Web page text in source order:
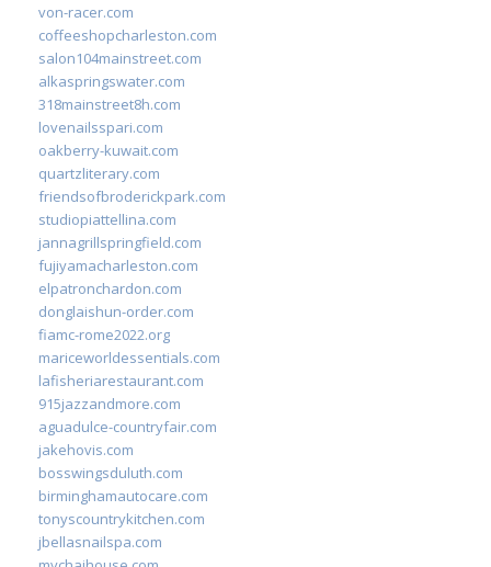
von-racer.com
coffeeshopcharleston.com
salon104mainstreet.com
alkaspringswater.com
318mainstreet8h.com
lovenailsspari.com
oakberry-kuwait.com
quartzliterary.com
friendsofbroderickpark.com
studiopiattellina.com
jannagrillspringfield.com
fujiyamacharleston.com
elpatronchardon.com
donglaishun-order.com
fiamc-rome2022.org
mariceworldessentials.com
lafisheriarestaurant.com
915jazzandmore.com
aguadulce-countryfair.com
jakehovis.com
bosswingsduluth.com
birminghamautocare.com
tonyscountrykitchen.com
jbellasnailspa.com